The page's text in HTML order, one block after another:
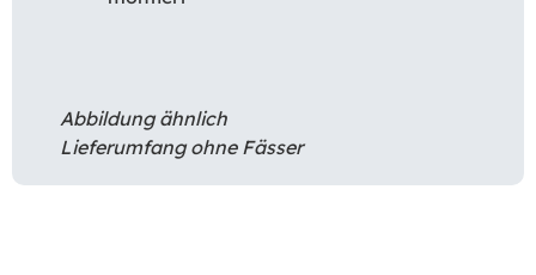
Abbildung ähnlich
Lieferumfang ohne Fässer